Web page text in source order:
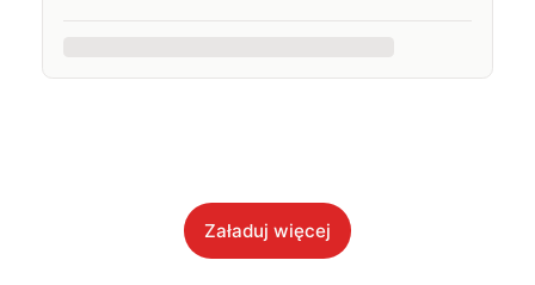
Załaduj więcej